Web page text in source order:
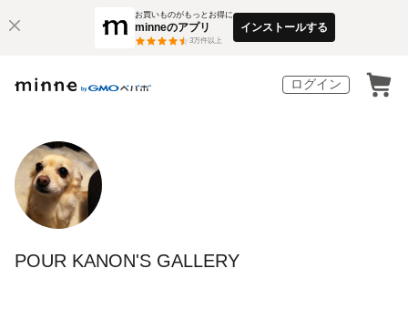
お買いものがもっとお得に
minneのアプリ
3万件以上
インストールする
ログイン
POUR KANON'S GALLERY